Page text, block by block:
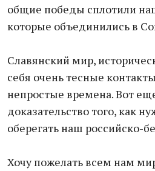
общие победы сплотили
которые объединились в
Славянский мир,
себя очень тесные
непростые времена. Вот
доказательство того, как
оберегать наш российско-
Хочу пожелать всем нам